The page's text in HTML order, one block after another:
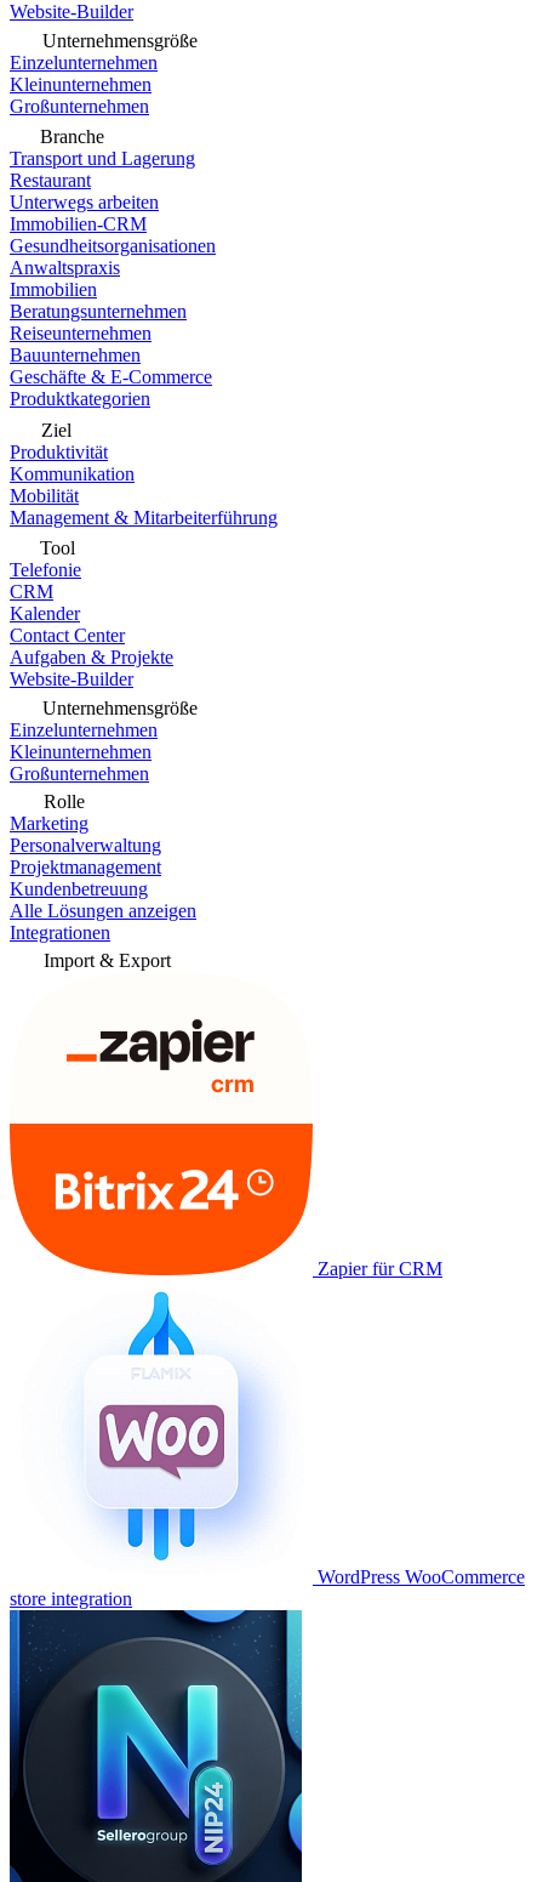
Website-Builder
Unternehmensgröße
Einzelunternehmen
Kleinunternehmen
Großunternehmen
Branche
Transport und Lagerung
Restaurant
Unterwegs arbeiten
Immobilien-CRM
Gesundheitsorganisationen
Anwaltspraxis
Immobilien
Beratungsunternehmen
Reiseunternehmen
Bauunternehmen
Geschäfte & E-Commerce
Produktkategorien
Ziel
Produktivität
Kommunikation
Mobilität
Management & Mitarbeiterführung
Tool
Telefonie
CRM
Kalender
Contact Center
Aufgaben & Projekte
Website-Builder
Unternehmensgröße
Einzelunternehmen
Kleinunternehmen
Großunternehmen
Rolle
Marketing
Personalverwaltung
Projektmanagement
Kundenbetreuung
Alle Lösungen anzeigen
Integrationen
Import & Export
Zapier für CRM
WordPress WooCommerce
store integration